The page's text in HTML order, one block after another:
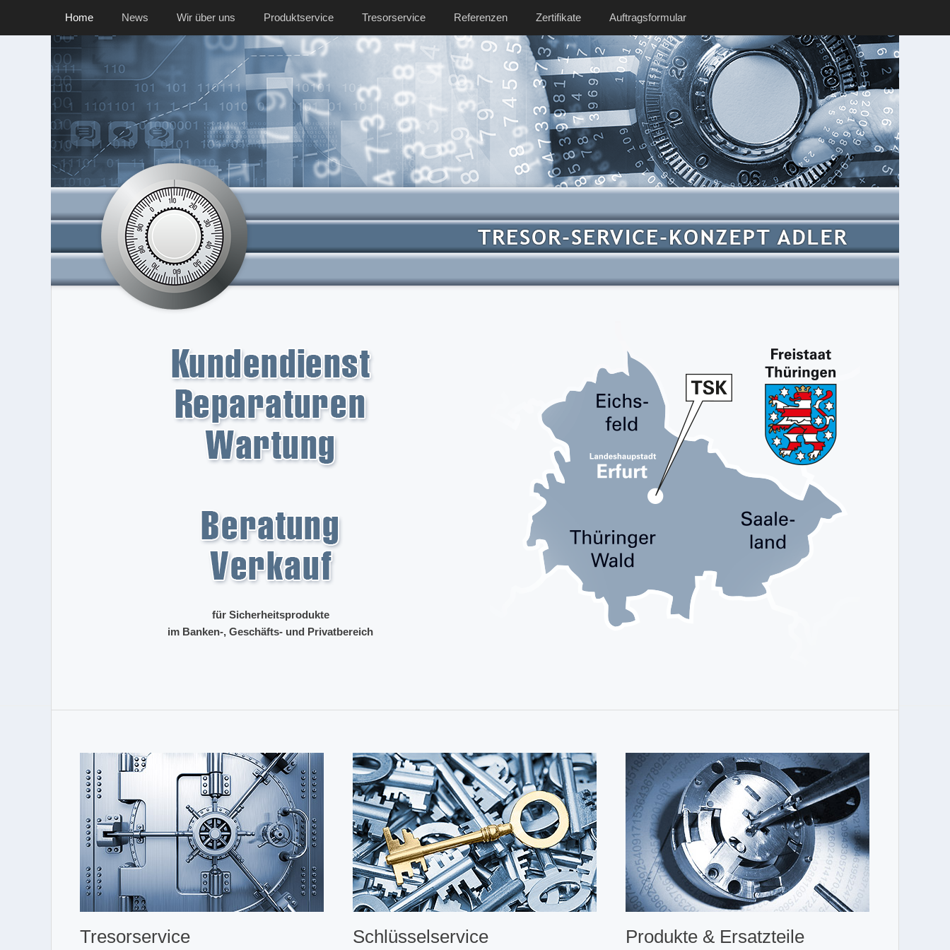
Erstes Menü
Inhalt:
Home News Wir über uns Produktservice Tresorservice Referenzen Zertifikate Auftragsformular
für Sicherheitsprodukte
im Banken-, Geschäfts- und Privatbereich
Tresorservice Schlüsselservice Produkte & Ersatzteile